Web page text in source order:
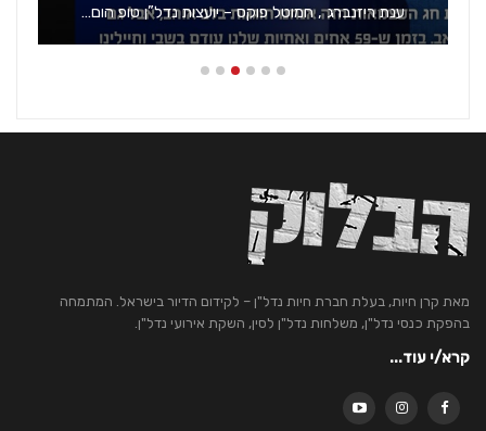
ענת ריזנברג , חמוטל פוקס – יועצות נדל”ן טופ הום…
מאת קרן חיות, בעלת חברת חיות נדל"ן – לקידום הדיור בישראל. המתמחה
בהפקת כנסי נדל"ן, משלחות נדל"ן לסין, השקת אירועי נדל"ן.
קרא/י עוד...